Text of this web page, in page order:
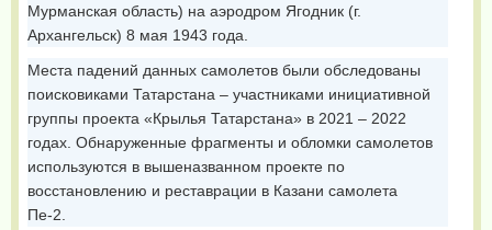
Мурманская область) на аэродром Ягодник (г.
Архангельск) 8 мая 1943 года.
Места падений данных самолетов были обследованы
поисковиками Татарстана – участниками инициативной
группы проекта «Крылья Татарстана» в 2021 – 2022
годах. Обнаруженные фрагменты и обломки самолетов
используются в вышеназванном проекте по
восстановлению и реставрации в Казани самолета
Пе-2.